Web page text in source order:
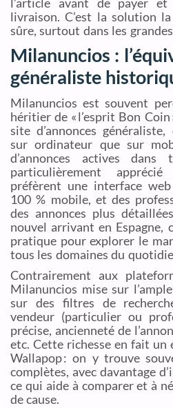
l’article avant de payer
livraison. C’est la solution
sûre, surtout dans les
Milanuncios :
généraliste
Milanuncios est souvent
héritier de « l’esprit Bon Coin
site d’annonces
sur ordinateur que sur
d’annonces actives
particulièrement
préfèrent une interface
100 % mobile, et des
des annonces plus
nouvel arrivant en Espagne,
pratique pour explorer le
tous les domaines du
Contrairement aux
Milanuncios mise sur
sur des filtres de
vendeur (particulier ou
précise, ancienneté de
etc. Cette richesse en fait un
Wallapop : on y trouve
complètes, avec davantage
ce qui aide à comparer et à
de cause.